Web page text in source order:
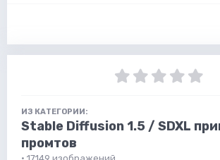
ИЗ КАТЕГОРИИ:
Stable Diffusion 1.5 / SDXL
промтов